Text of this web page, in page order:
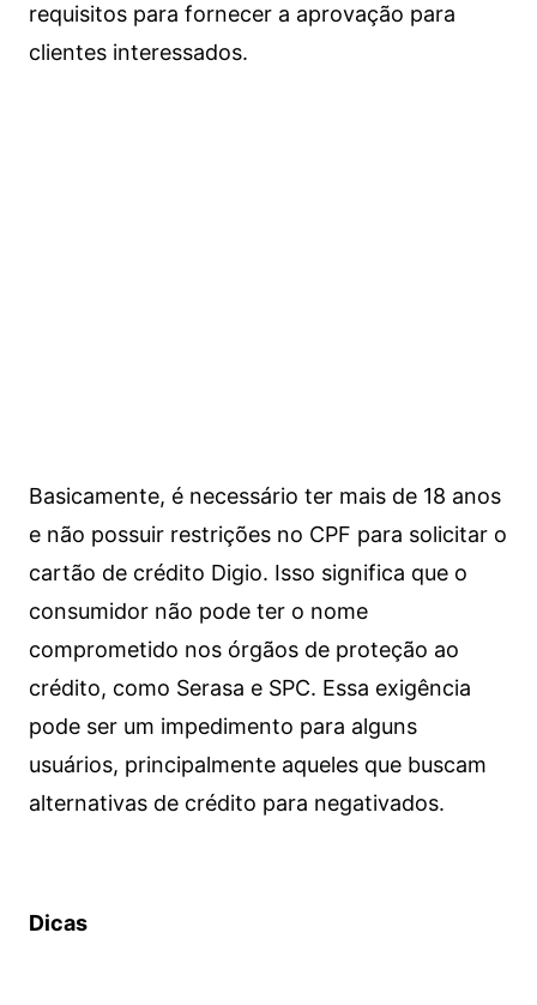
requisitos para fornecer a aprovação para
clientes interessados.
Basicamente, é necessário ter mais de 18 anos
e não possuir restrições no CPF para solicitar o
cartão de crédito Digio. Isso significa que o
consumidor não pode ter o nome
comprometido nos órgãos de proteção ao
crédito, como Serasa e SPC. Essa exigência
pode ser um impedimento para alguns
usuários, principalmente aqueles que buscam
alternativas de crédito para negativados.
Dicas